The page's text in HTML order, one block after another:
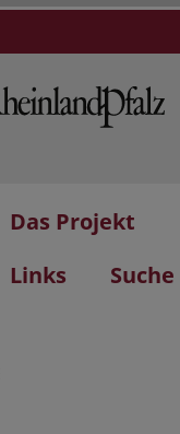
Das Projekt
Links
Suche